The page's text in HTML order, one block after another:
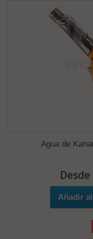
Agua de
Añadir